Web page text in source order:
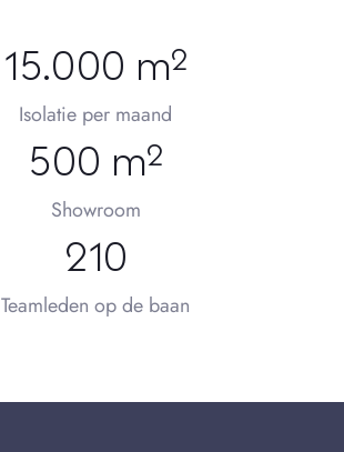
15.000 m²
Isolatie per maand
500 m²
Showroom
210
Teamleden op de baan